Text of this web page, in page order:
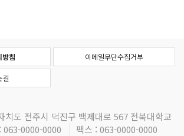
방침 이메일무단수집거부
길
치도 전주시 덕진구 백제대로 567 전북대학교
063-0000-0000
팩스 : 063-0000-0000